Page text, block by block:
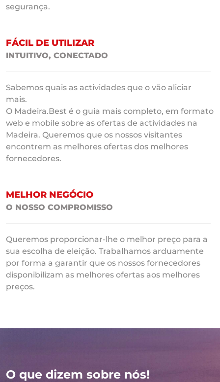
segurança.
FÁCIL DE UTILIZAR
INTUITIVO, CONECTADO
Sabemos quais as actividades que o vão aliciar
mais.
O Madeira.Best é o guia mais completo, em formato
web e mobile sobre as ofertas de actividades na
Madeira. Queremos que os nossos visitantes
encontrem as melhores ofertas dos melhores
fornecedores.
MELHOR NEGÓCIO
O NOSSO COMPROMISSO
Queremos proporcionar-lhe o melhor preço para a
sua escolha de eleição. Trabalhamos arduamente
por forma a garantir que os nossos fornecedores
disponibilizam as melhores ofertas aos melhores
preços.
O que dizem sobre nós!